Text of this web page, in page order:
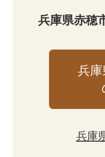
兵庫県赤穂
兵
兵庫